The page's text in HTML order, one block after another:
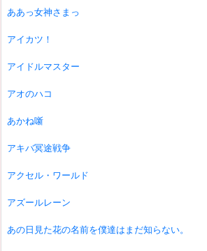
ああっ女神さまっ
アイカツ！
アイドルマスター
アオのハコ
あかね噺
アキバ冥途戦争
アクセル・ワールド
アズールレーン
あの日見た花の名前を僕達はまだ知らない。